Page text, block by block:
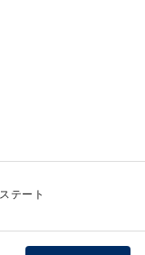
テート